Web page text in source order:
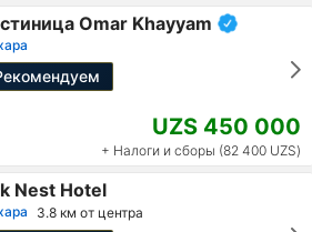
Omar Khayyam
UZS 450 000
+ Налоги и сборы (82 400 UZS)
Nest Hotel
3.8 км от центра